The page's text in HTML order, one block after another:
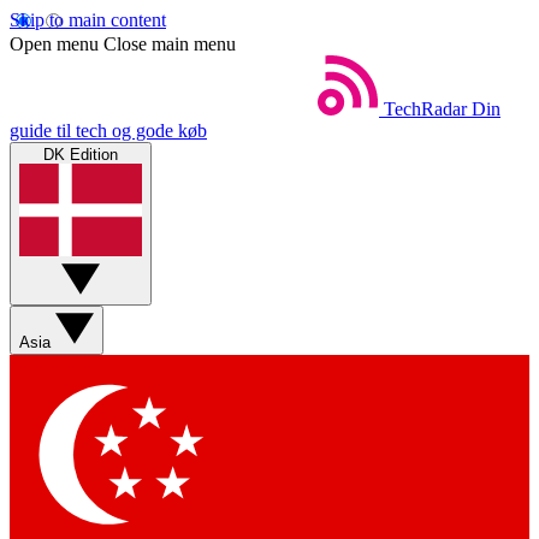
Skip to main content
Open menu Close main menu
TechRadar Din
guide til tech og gode køb
DK Edition
Asia